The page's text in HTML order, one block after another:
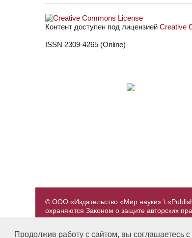
Продолжив работу с сайтом, вы соглашаетесь с
Контент доступен под лицензией Creative
ISSN 2309-4265 (Online)
© ООО «Издательство «Мир науки» \
охраняются Законом о защите авторских
предварительного согласования с